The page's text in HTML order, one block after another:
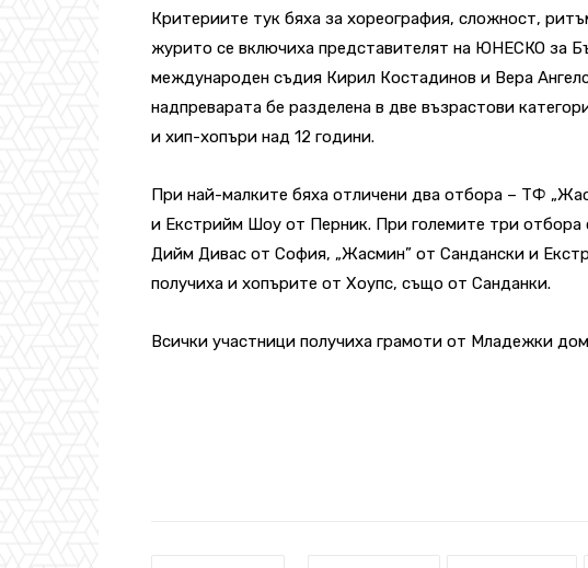
Критериите тук бяха за хореография, сложност,
журито се включиха представителят на ЮНЕСКО за
международен съдия Кирил Костадинов и Вера
надпреварата бе разделена в две възрастови
и хип-хопъри над 12 години.
При най-малките бяха отличени два отбора – ТФ
и Екстрийм Шоу от Перник. При големите три отбора
Дийм Дивас от София, „Жасмин” от Сандански и
получиха и хопърите от Хоупс, също от Санданки.
Всички участници получиха грамоти от Младежки